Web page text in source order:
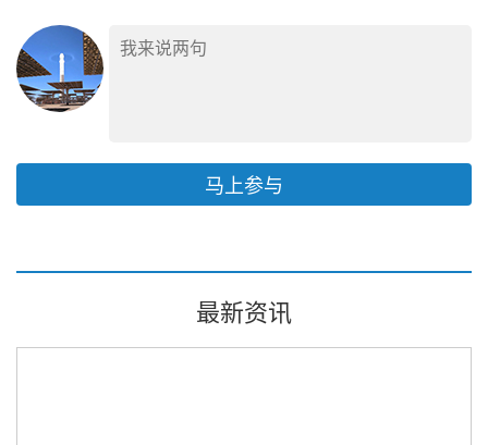
马上参与
最新资讯